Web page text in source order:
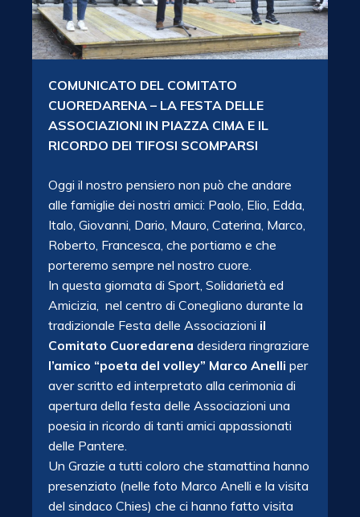
COMUNICATO DEL COMITATO
CUOREDARENA – LA FESTA DELLE
ASSOCIAZIONI IN PIAZZA CIMA E IL
RICORDO DEI TIFOSI SCOMPARSI
Oggi il nostro pensiero non può che andare
alle famiglie dei nostri amici: Paolo, Elio, Edda,
Italo, Giovanni, Dario, Mauro,​ Caterina, Marco,
Roberto, Francesca, che portiamo e che
porteremo sempre nel nostro cuore.
In questa giornata di Sport, Solidarietà ed
Amicizia, nel centro di Conegliano durante la
tradizionale Festa delle Associazioni il
Comitato Cuoredarena desidera ringraziare
l’amico “poeta del volley” Marco Anelli per
aver scritto ed interpretato alla cerimonia di
apertura della festa delle Associazioni una
poesia in ricordo di tanti amici appassionati
delle Pantere.
Un Grazie a tutti coloro che stamattina hanno
presenziato (nelle foto Marco Anelli e la visita
del sindaco Chies) che ci hanno fatto visita